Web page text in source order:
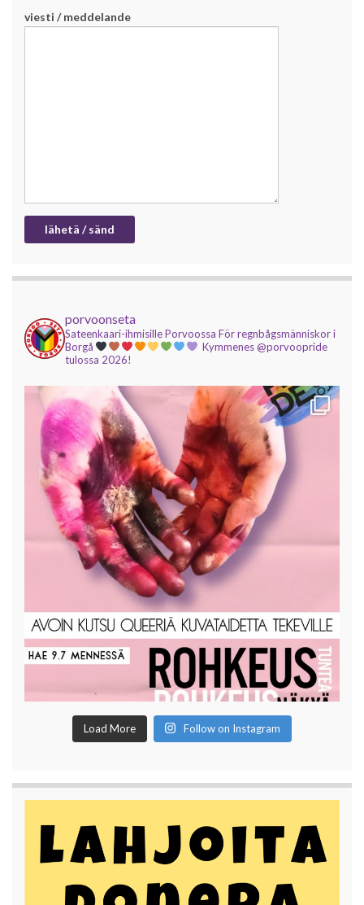
viesti / meddelande
porvoonseta
Sateenkaari-ihmisille Porvoossa För regnbågsmänniskor i
Borgå
Kymmenes @porvoopride
tulossa 2026!
Load More Follow on Instagram